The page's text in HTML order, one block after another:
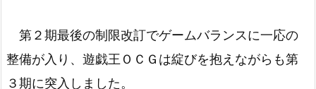
第２期最後の制限改訂でゲームバランスに一応の
整備が入り、遊戯王ＯＣＧは綻びを抱えながらも第
３期に突入しました。